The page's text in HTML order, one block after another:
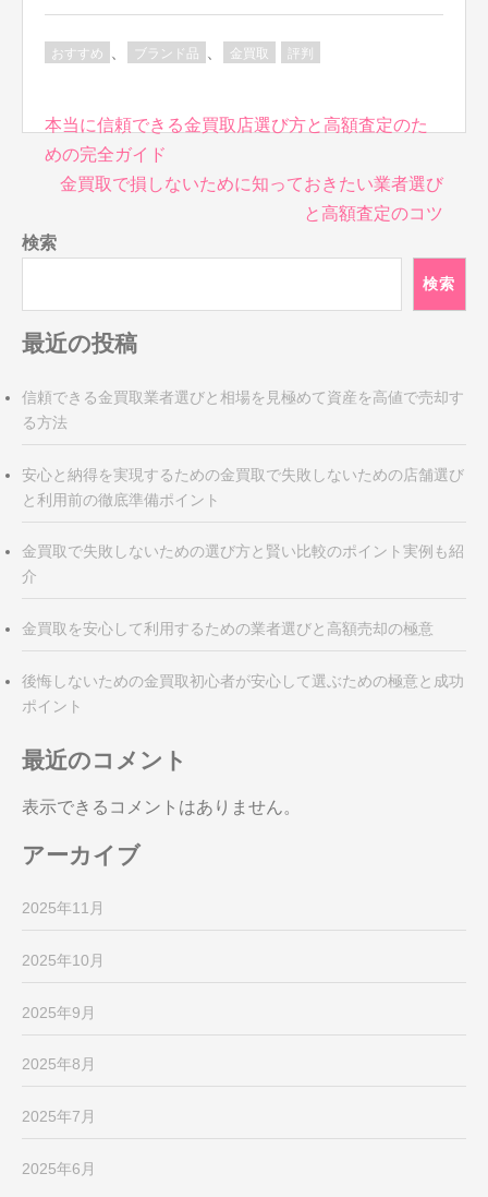
おすすめ ブランド品 金買取 評判
投
稿
ナ
ゲ
ー
ョ
ン
本当に信頼できる金買取店選び方と高額査定のた
めの完全ガイド
金買取で損しないために知っておきたい業者選び
と高額査定のコツ
検索
検索
最近の投稿
信頼できる金買取業者選びと相場を見極めて資産を高値で売却す
る方法
安心と納得を実現するための金買取で失敗しないための店舗選び
と利用前の徹底準備ポイント
金買取で失敗しないための選び方と賢い比較のポイント実例も紹
介
金買取を安心して利用するための業者選びと高額売却の極意
後悔しないための金買取初心者が安心して選ぶための極意と成功
ポイント
最近のコメント
表示できるコメントはありません。
アーカイブ
2025年11月
2025年10月
2025年9月
2025年8月
2025年7月
2025年6月